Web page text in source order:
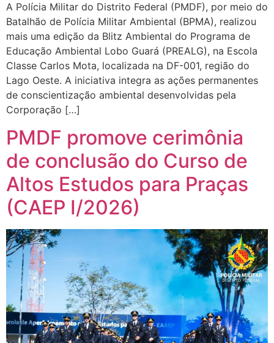
A Polícia Militar do Distrito Federal (PMDF), por meio do
Batalhão de Polícia Militar Ambiental (BPMA), realizou
mais uma edição da Blitz Ambiental do Programa de
Educação Ambiental Lobo Guará (PREALG), na Escola
Classe Carlos Mota, localizada na DF-001, região do
Lago Oeste. A iniciativa integra as ações permanentes
de conscientização ambiental desenvolvidas pela
Corporação […]
PMDF promove cerimônia
de conclusão do Curso de
Altos Estudos para Praças
(CAEP I/2026)